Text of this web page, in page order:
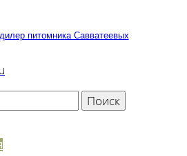
питомника Савватеевых